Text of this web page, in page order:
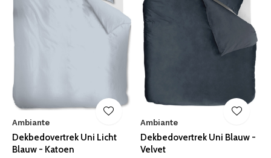
Ambiante
Dekbedovertrek Uni Licht
Blauw - Katoen
Ambiante
Dekbedovertrek Uni Blauw -
Velvet